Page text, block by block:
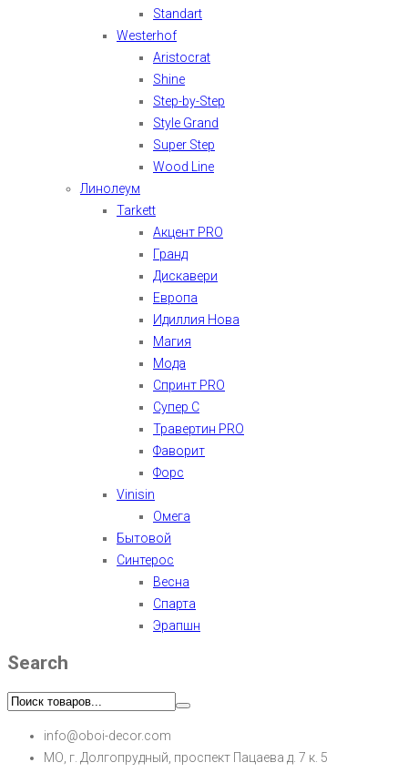
Standart
Westerhof
Aristocrat
Shine
Step-by-Step
Style Grand
Super Step
Wood Line
Линолеум
Tarkett
Акцент PRO
Гранд
Дискавери
Европа
Идиллия Нова
Магия
Мода
Спринт PRO
Супер С
Травертин PRO
Фаворит
Форс
Vinisin
Омега
Бытовой
Синтерос
Весна
Спарта
Эрапшн
Search
info@oboi-decor.com
МО, г. Долгопрудный, проспект Пацаева д. 7 к. 5